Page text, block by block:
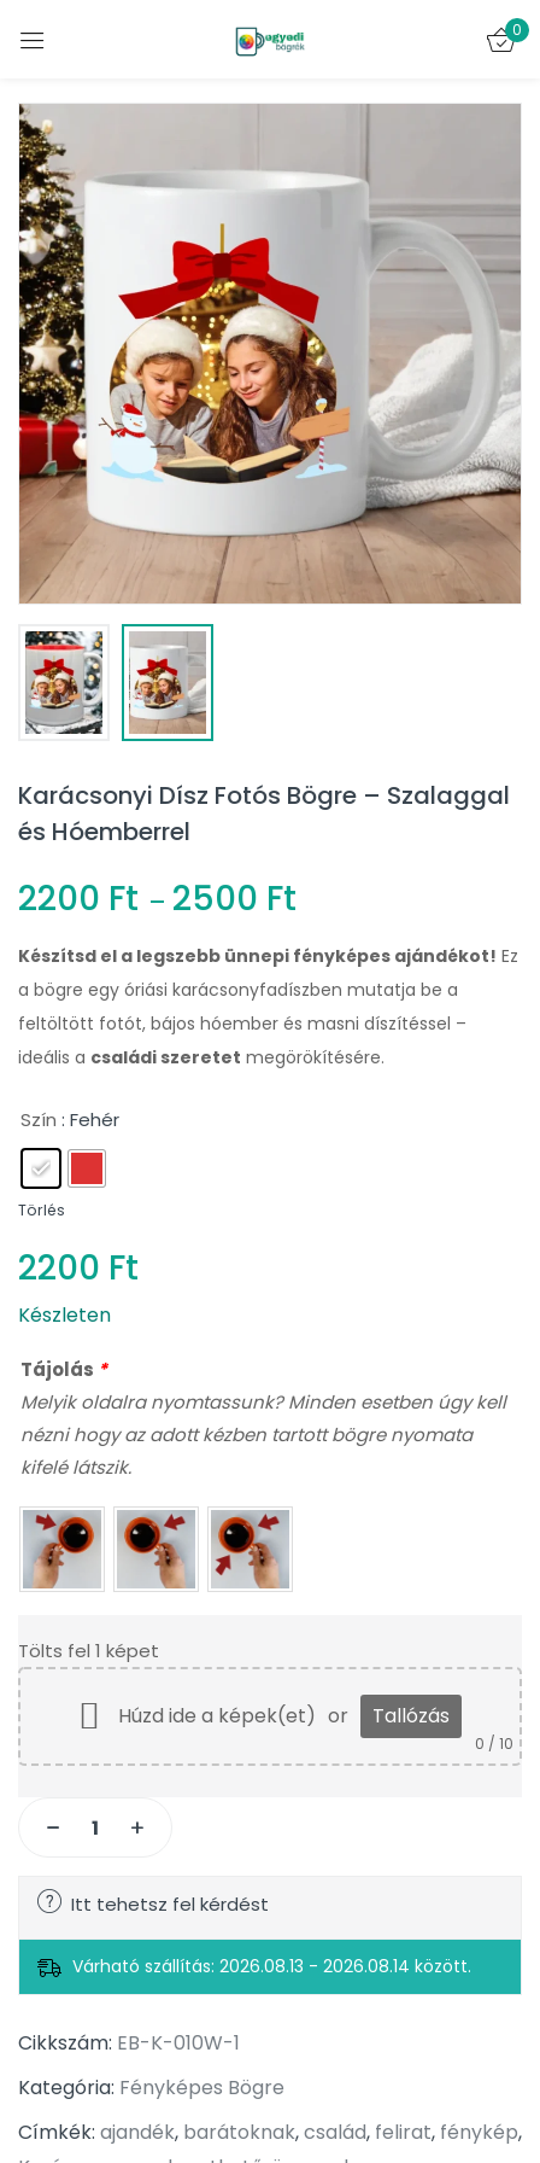
0
Karácsonyi Dísz Fotós Bögre – Szalaggal
és Hóemberrel
2200 Ft – 2500 Ft
Készítsd el a legszebb ünnepi fényképes ajándékot! Ez
a bögre egy óriási karácsonyfadíszben mutatja be a
feltöltött fotót, bájos hóember és masni díszítéssel –
ideális a családi szeretet megörökítésére.
Szín : Fehér
Törlés
2200 Ft
Készleten
Tájolás *
Melyik oldalra nyomtassunk? Minden esetben úgy kell
nézni hogy az adott kézben tartott bögre nyomata
kifelé látszik.
Tölts fel 1 képet
Húzd ide a képek(et) or Tallózás
0 / 10
Itt tehetsz fel kérdést
Várható szállítás: 2026.08.13 - 2026.08.14 között.
Cikkszám: EB-K-010W-1
Kategória: Fényképes Bögre
Címkék: ajandék, barátoknak,család, felirat, fénykép,
Bejelentkezés
Emlékezz rám Elveszett jelszó?
BELÉPÉS
FIÓK LÉTREHOZÁSA